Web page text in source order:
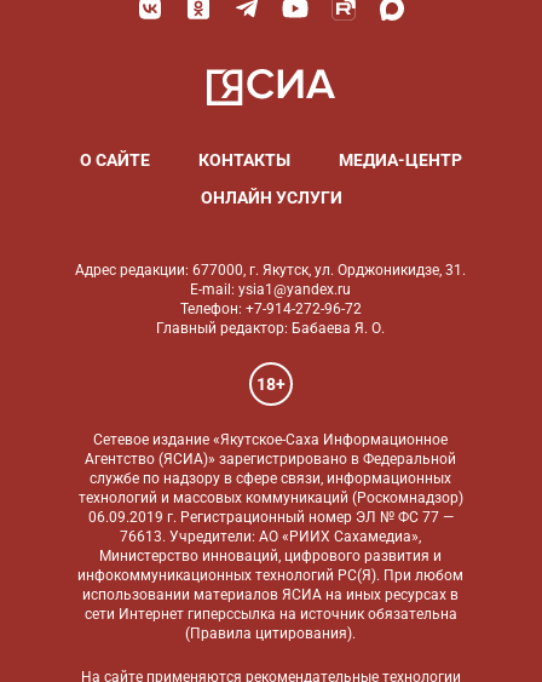
О САЙТЕ КОНТАКТЫ
МЕДИА-ЦЕНТР
ОНЛАЙН УСЛУГИ
Адрес редакции: 677000, г. Якутск, ул. Орджоникидзе, 31.
E-mail: ysia1@yandex.ru
Телефон: +7-914-272-96-72
Главный редактор: Бабаева Я. О.
18+
Сетевое издание «Якутское-Саха Информационное
Агентство (ЯСИА)» зарегистрировано в Федеральной
службе по надзору в сфере связи, информационных
технологий и массовых коммуникаций (Роскомнадзор)
06.09.2019 г. Регистрационный номер ЭЛ № ФС 77 —
76613. Учредители: АО «РИИХ Сахамедиа»,
Министерство инноваций, цифрового развития и
инфокоммуникационных технологий РС(Я). При любом
использовании материалов ЯСИА на иных ресурсах в
сети Интернет гиперссылка на источник обязательна
(Правила цитирования).
На сайте применяются рекомендательные технологии